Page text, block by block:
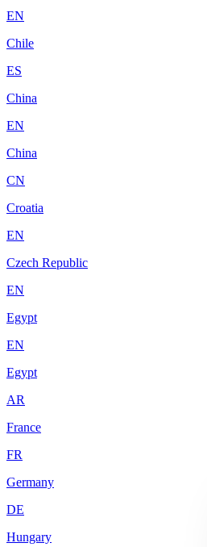
EN
Chile
ES
China
EN
China
CN
Croatia
EN
Czech Republic
EN
Egypt
EN
Egypt
AR
France
FR
Germany
DE
Hungary